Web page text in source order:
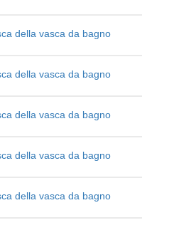
della vasca da bagno
della vasca da bagno
della vasca da bagno
della vasca da bagno
della vasca da bagno